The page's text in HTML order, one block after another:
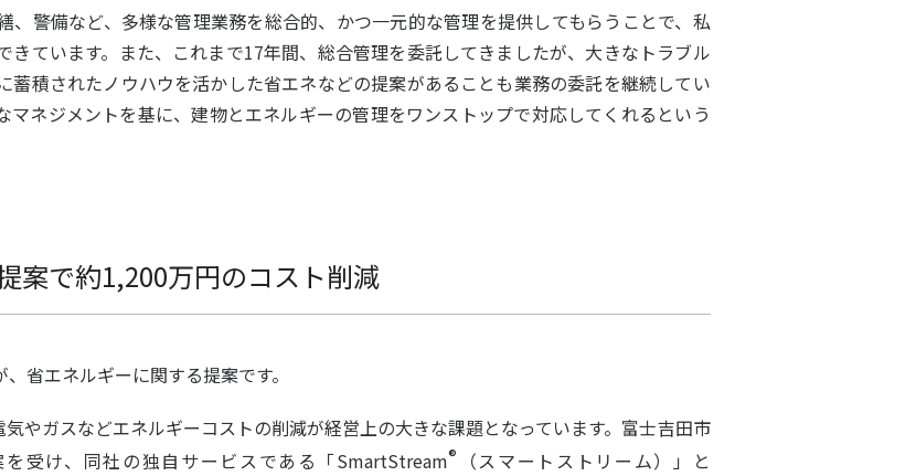
警備など、多様な管理業務を総合的、かつ一元的な管理を提供してもらうことで、私
きています。また、これまで17年間、総合管理を委託してきましたが、大きなトラブル
蓄積されたノウハウを活かした省エネなどの提案があることも業務の委託を継続してい
マネジメントを基に、建物とエネルギーの管理をワンストップで対応してくれるという
案で約1,200万円のコスト削減
省エネルギーに関する提案です。
やガスなどエネルギーコストの削減が経営上の大きな課題となっています。富士吉田市
受け、同社の独自サービスである「SmartStream®
（スマートストリーム）」と